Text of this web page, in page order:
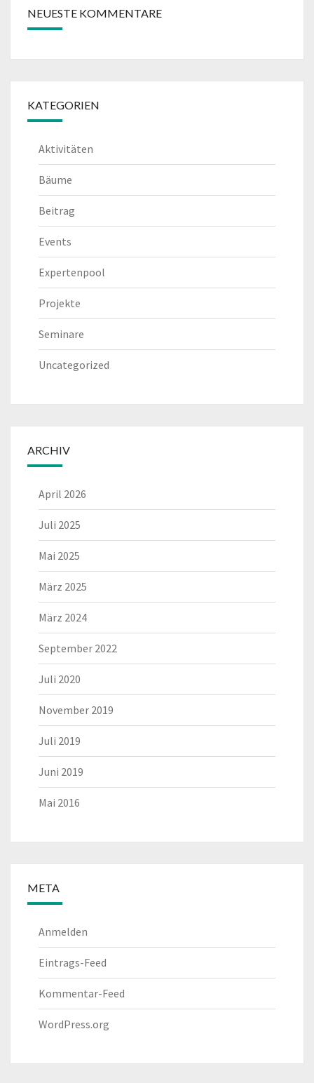
NEUESTE KOMMENTARE
KATEGORIEN
Aktivitäten
Bäume
Beitrag
Events
Expertenpool
Projekte
Seminare
Uncategorized
ARCHIV
April 2026
Juli 2025
Mai 2025
März 2025
März 2024
September 2022
Juli 2020
November 2019
Juli 2019
Juni 2019
Mai 2016
META
Anmelden
Eintrags-Feed
Kommentar-Feed
WordPress.org